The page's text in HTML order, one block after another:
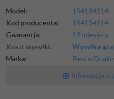
Model:
154154214
Kod producenta:
154154214
Gwarancja:
12 miesięcy
Koszt wysyłki:
Wysyłka
Marka:
Resto
Informacje o